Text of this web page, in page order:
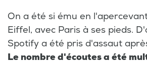
On a été si ému en
Eiffel, avec Paris à ses pieds.
Spotify a été pris d'assaut
Le nombre d'écoutes a été